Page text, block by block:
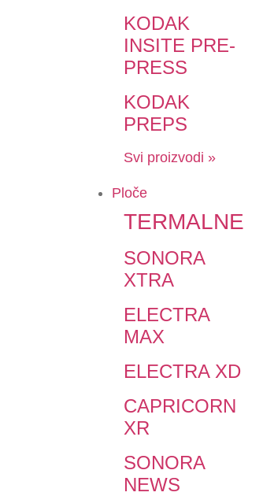
KODAK
INSITE PRE-
PRESS
KODAK
PREPS
Svi proizvodi »
Ploče
TERMALNE
SONORA
XTRA
ELECTRA
MAX
ELECTRA XD
CAPRICORN
XR
SONORA
NEWS